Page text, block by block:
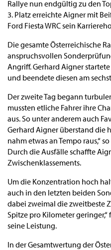
Rallye nun endgültig zu den
3. Platz erreichte Aigner mit
Ford Fiesta WRC sein
Die gesamte Österreichische
anspruchsvollen
Angriff. Gerhard Aigner
und beendete diesen am
Der zweite Tag begann
mussten etliche Fahrer ihre
aus. So unter anderem auch
Gerhard Aigner überstand die
nahm etwas an Tempo raus,“
Durch die Ausfälle schaffte
Zwischenklassements.
Um die Konzentration hoch
auch in den letzten beiden
dabei zweimal die zweitbeste
Spitze pro Kilometer
seine Leistung.
In der Gesamtwertung der